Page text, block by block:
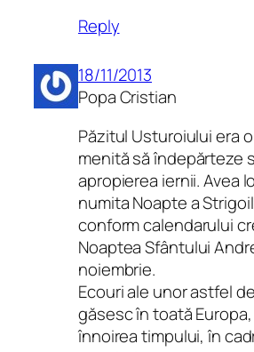
Reply
18/11/2013
Popa Cristian
Păzitul Usturoiului era
menită să îndepărteze
apropierea iernii. Avea
numita Noapte a
conform calendarului
Noaptea Sfântului
noiembrie.
Ecouri ale unor astfel
găsesc în toată
înnoirea timpului, în